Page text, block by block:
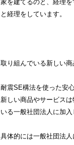
家を建てるのと、経理
と経理をしています。
取り組んでいる新しい
耐震SE構法を使った安
新しい商品やサービス
いる一般社団法人に加入
具体的には一般社団法